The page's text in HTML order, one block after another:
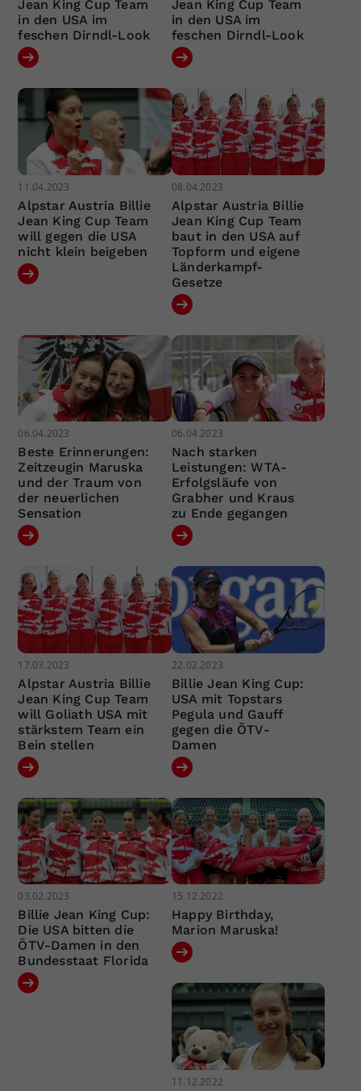
Jean King Cup Team
in den USA im
feschen Dirndl-Look
Jean King Cup Team
in den USA im
feschen Dirndl-Look
11.04.2023
Alpstar Austria Billie
Jean King Cup Team
will gegen die USA
nicht klein beigeben
08.04.2023
Alpstar Austria Billie
Jean King Cup Team
baut in den USA auf
Topform und eigene
Länderkampf-
Gesetze
06.04.2023
Beste Erinnerungen:
Zeitzeugin Maruska
und der Traum von
der neuerlichen
Sensation
06.04.2023
Nach starken
Leistungen: WTA-
Erfolgsläufe von
Grabher und Kraus
zu Ende gegangen
17.03.2023
Alpstar Austria Billie
Jean King Cup Team
will Goliath USA mit
stärkstem Team ein
Bein stellen
22.02.2023
Billie Jean King Cup:
USA mit Topstars
Pegula und Gauff
gegen die ÖTV-
Damen
03.02.2023
Billie Jean King Cup:
Die USA bitten die
ÖTV-Damen in den
Bundesstaat Florida
15.12.2022
Happy Birthday,
Marion Maruska!
11.12.2022